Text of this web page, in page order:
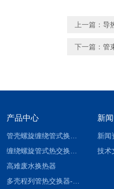
上一篇： 导
下一篇： 管
产品中心
高难废水换热器
新
新闻
技术